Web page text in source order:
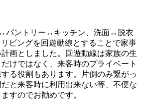
パントリー↔キッチン、洗面↔脱衣
ビングを回遊動線とすることで家事
画としました。回遊動線は家族の生
けではなく、来客時のプライベート
る役割もあります。片側のみ繋がっ
と来客時に利用出来ない等、不便な
すのでお勧めです。